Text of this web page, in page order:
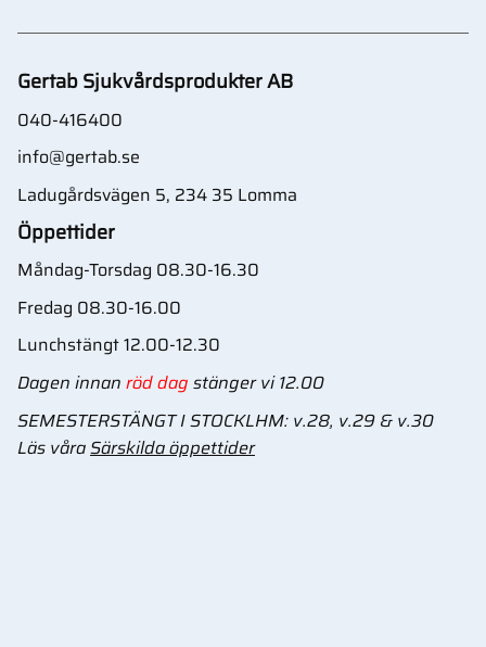
Gertab Sjukvårdsprodukter AB
040-416400
info@gertab.se
Ladugårdsvägen 5, 234 35 Lomma
Öppettider
Måndag-Torsdag 08.30-16.30
Fredag 08.30-16.00
Lunchstängt 12.00-12.30
Dagen innan röd dag stänger vi 12.00
SEMESTERSTÄNGT I STOCKLHM: v.28, v.29 & v.30
Läs våraSärskilda öppettider